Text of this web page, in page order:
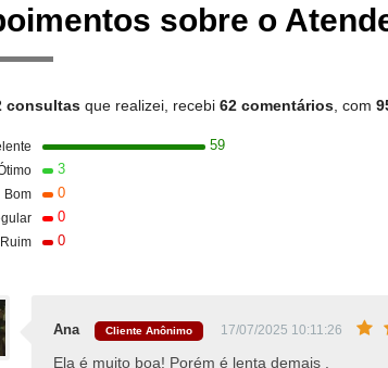
sobre o
consultas que realizei, recebi 62 comentários , com
59
3
Bom 0
0
Ruim 0
Ana Cliente Anônimo 17/07/2025 10:11:26
Ela é muito boa! Porém é lenta demais .